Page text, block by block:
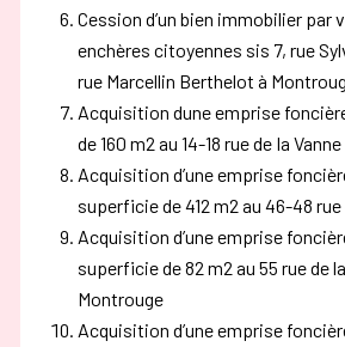
Cession d’un bien immobilier par
enchères citoyennes sis 7, rue
rue Marcellin Berthelot à
Acquisition dune emprise
de 160 m2 au 14-18 rue de Ia
Acquisition d’une emprise
superficie de 412 m2 au 46-48 rue
Acquisition d’une emprise
superficie de 82 m2 au 55 rue de
Montrouge
Acquisition d’une emprise